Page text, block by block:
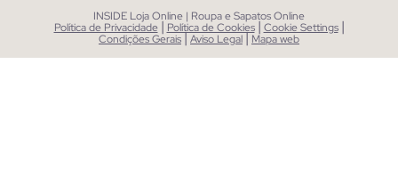
INSIDE Loja Online | Roupa e Sapatos Online
Política de Privacidade | Política de Cookies | Cookie Settings |
Condições Gerais|Aviso Legal| Mapa web